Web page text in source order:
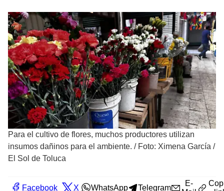
Para el cultivo de flores, muchos productores utilizan
insumos dañinos para el ambiente. / Foto: Ximena García /
El Sol de Toluca
Facebook X WhatsApp Telegram
E-